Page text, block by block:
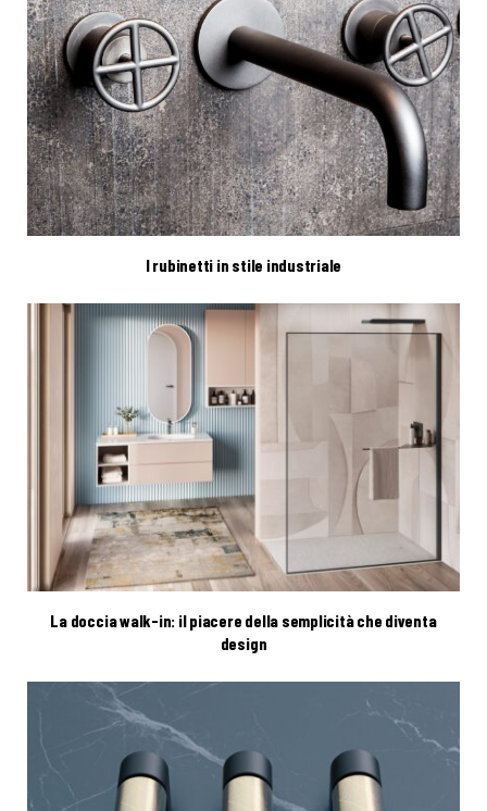
I rubinetti in stile industriale
La doccia walk-in: il piacere della semplicità che diventa
design